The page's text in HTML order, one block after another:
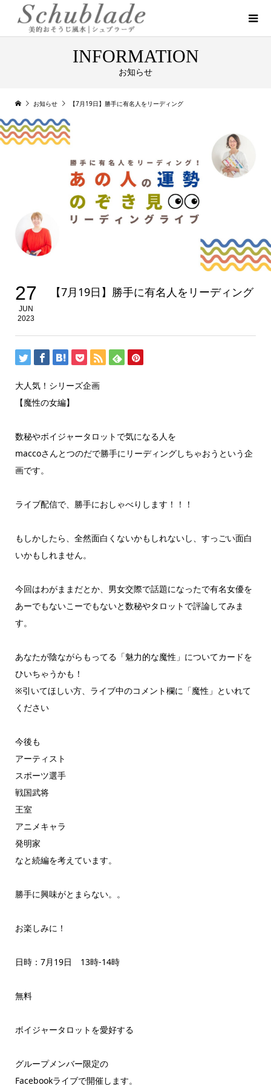
INFORMATION
お知らせ
お知らせ 【7月19日】勝手に有名人をリーディング
27
JUN
2023
【7月19日】勝手に有名人をリーディング
大人気！シリーズ企画
【魔性の女編】
数秘やボイジャータロットで気になる人を
maccoさんとつのだで勝手にリーディングしちゃおうという企
画です。
ライブ配信で、勝手におしゃべりします！！！
もしかしたら、全然面白くないかもしれないし、すっごい面白
いかもしれません。
今回はわがままだとか、男女交際で話題になったで有名女優を
あーでもないこーでもないと数秘やタロットで評論してみま
す。
あなたが陰ながらもってる「魅力的な魔性」についてカードを
ひいちゃうかも！
※引いてほしい方、ライブ中のコメント欄に「魔性」といれて
ください
今後も
アーティスト
スポーツ選手
戦国武将
王室
アニメキャラ
発明家
なと続編を考えています。
勝手に興味がとまらない。。
お楽しみに！
日時：7月19日 13時‐14時
無料
ボイジャータロットを愛好する
グループメンバー限定の
Facebookライブで開催します。